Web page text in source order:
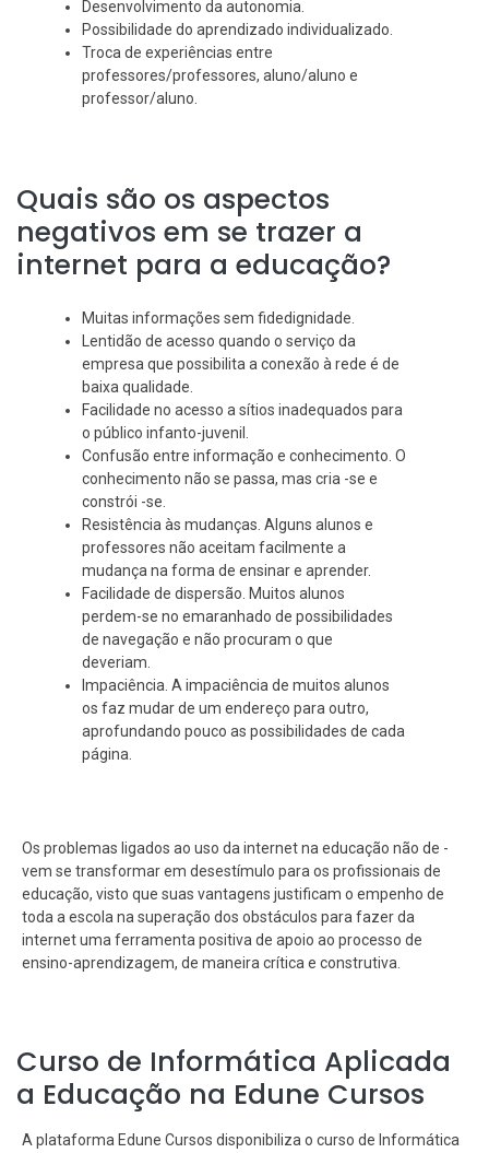
Desenvolvimento da autonomia.
Possibilidade do aprendizado individualizado.
Troca de experiências entre
professores/professores, aluno/aluno e
professor/aluno.
Quais são os aspectos
negativos em se trazer a
internet para a educação?
Muitas informações sem fidedignidade.
Lentidão de acesso quando o serviço da
empresa que possibilita a conexão à rede é de
baixa qualidade.
Facilidade no acesso a sítios inadequados para
o público infanto-juvenil.
Confusão entre informação e conhecimento. O
conhecimento não se passa, mas cria -se e
constrói -se.
Resistência às mudanças. Alguns alunos e
professores não aceitam facilmente a
mudança na forma de ensinar e aprender.
Facilidade de dispersão. Muitos alunos
perdem-se no emaranhado de possibilidades
de navegação e não procuram o que
deveriam.
Impaciência. A impaciência de muitos alunos
os faz mudar de um endereço para outro,
aprofundando pouco as possibilidades de cada
página.
Os problemas ligados ao uso da internet na educação não de -
vem se transformar em desestímulo para os profissionais de
educação, visto que suas vantagens justificam o empenho de
toda a escola na superação dos obstáculos para fazer da
internet uma ferramenta positiva de apoio ao processo de
ensino-aprendizagem, de maneira crítica e construtiva.
Curso de Informática Aplicada
a Educação na Edune Cursos
A plataforma Edune Cursos disponibiliza o curso de Informática